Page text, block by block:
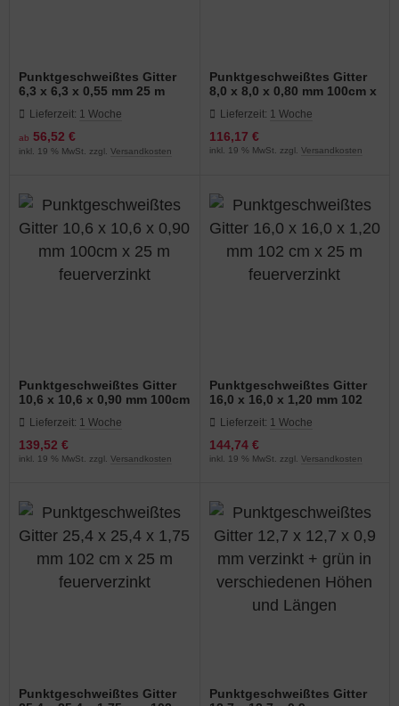
Punktgeschweißtes Gitter
6,3 x 6,3 x 0,55 mm 25 m
verschiedenen Höhen
Lieferzeit: 1 Woche
ab 56,52 €
inkl. 19 % MwSt. zzgl. Versandkosten
Punktgeschweißtes Gitter
8,0 x 8,0 x 0,80 mm 100cm x
Lieferzeit: 1 Woche
116,17 €
inkl. 19 % MwSt. zzgl. Versandkosten
Punktgeschweißtes Gitter
10,6 x 10,6 x 0,90 mm 100cm
Lieferzeit: 1 Woche
139,52 €
inkl. 19 % MwSt. zzgl. Versandkosten
Punktgeschweißtes Gitter
16,0 x 16,0 x 1,20 mm 102
Lieferzeit: 1 Woche
144,74 €
inkl. 19 % MwSt. zzgl. Versandkosten
Punktgeschweißtes Gitter
Punktgeschweißtes Gitter